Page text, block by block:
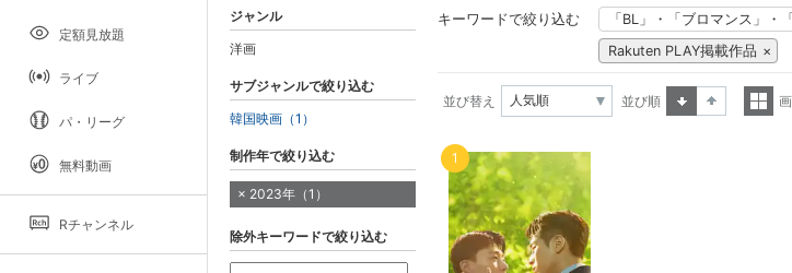
定額見放題
ライブ
パ・リーグ
無料動画
Rチャンネル
キーワードで絞り込む 「BL」・「ブロマンス」・
Rakuten PLAY掲載作品
並び替え
並び順
1
ジャンル
洋画
サブジャンルで絞り込む
韓国映画（1）
制作年で絞り込む
2023年（1）
除外キーワードで絞り込む